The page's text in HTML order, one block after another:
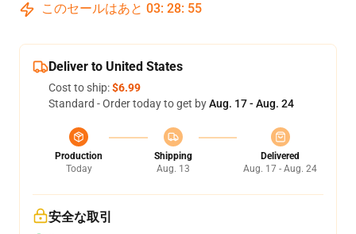
このセールはあと 03: 28: 54
Deliver to United States
Cost to ship:$6.99
Standard - Order today to get byAug. 17 - Aug. 24
Production
Today
Shipping
Aug. 13
Delivered
Aug. 17 - Aug. 24
安全な取引